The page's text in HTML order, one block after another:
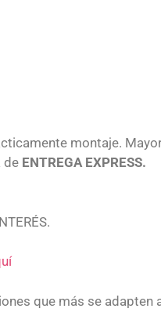
montaje.
de ENTREGA EXPRESS.
que más se adapten